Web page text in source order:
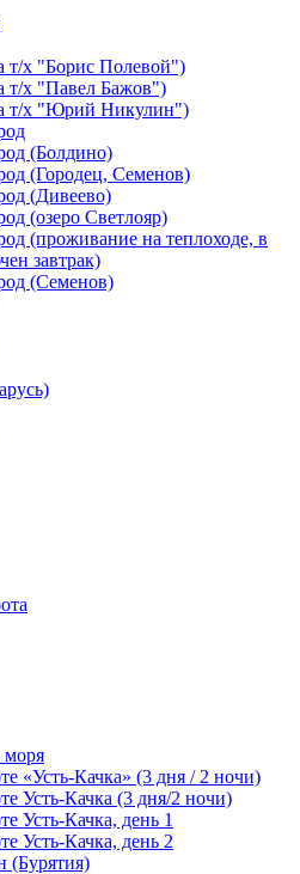
т/х "Борис Полевой")
т/х "Павел Бажов")
т/х "Юрий Никулин")
(Болдино)
(Городец, Семенов)
(Дивеево)
(озеро Светлояр)
(проживание на теплоходе, в
завтрак)
(Семенов)
моря
«Усть-Качка» (3 дня / 2 ночи)
Усть-Качка (3 дня/2 ночи)
Усть-Качка, день 1
Усть-Качка, день 2
(Бурятия)